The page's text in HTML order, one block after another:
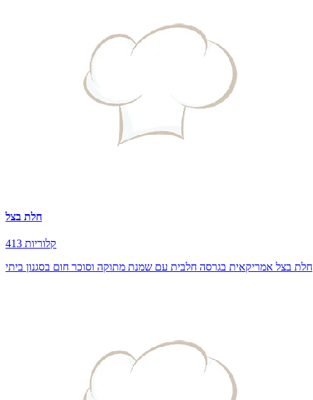
חלת בצל
413 קלוריות
חלת בצל אמריקאית בגרסה חלבית עם שמנת מתוקה וסוכר חום בסגנון ביתי